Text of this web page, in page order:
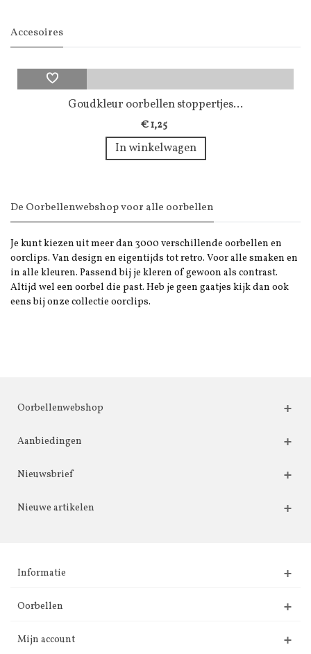
Accesoires
Goudkleur oorbellen stoppertjes...
€ 1,25
In winkelwagen
De Oorbellenwebshop voor alle oorbellen
Je kunt kiezen uit meer dan 3000 verschillende oorbellen en
oorclips. Van design en eigentijds tot retro. Voor alle smaken en
in alle kleuren. Passend bij je kleren of gewoon als contrast.
Altijd wel een oorbel die past. Heb je geen gaatjes kijk dan ook
eens bij onze collectie oorclips.
Oorbellenwebshop
Aanbiedingen
Nieuwsbrief
Nieuwe artikelen
Informatie
Oorbellen
Mijn account